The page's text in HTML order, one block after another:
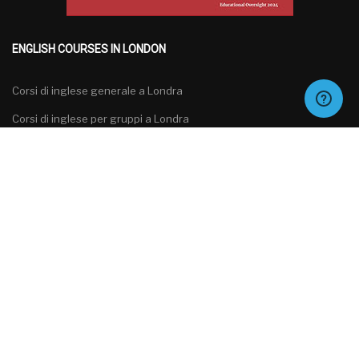
ENGLISH COURSES IN LONDON
Corsi di inglese generale a Londra
Corsi di inglese per gruppi a Londra